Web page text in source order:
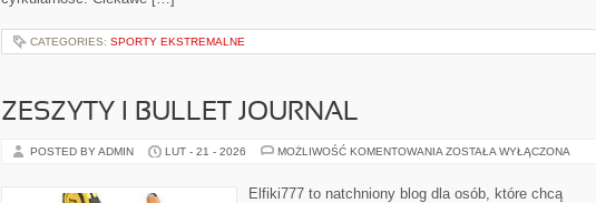
CATEGORIES: SPORTY EKSTREMALNE
ZESZYTY I BULLET JOURNAL
POSTED BY ADMIN LUT - 21 - 2026 MOŻLIWOŚĆ KOMENTOWANIA ZESZYTY
JOURNAL
ZOSTAŁA WYŁĄCZONA
Elfiki777 to natchniony blog dla osób, które chcą